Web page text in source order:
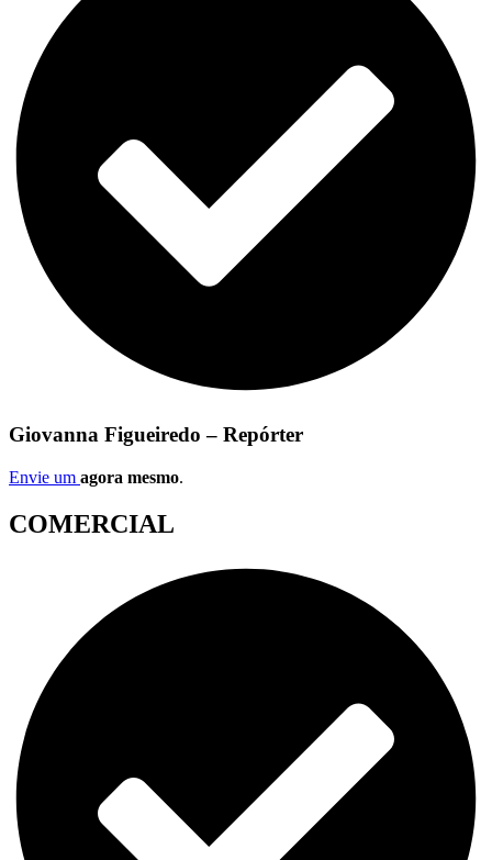
Giovanna Figueiredo – Repórter
Envie um agora mesmo.
COMERCIAL